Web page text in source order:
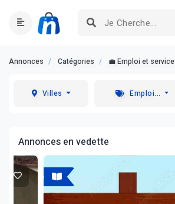
Annonces Catégories 💼 Emploi et service
Villes Emploi...
Annonces en vedette
A vendre